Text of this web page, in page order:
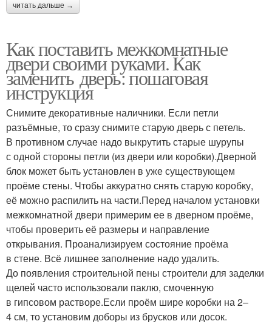
читать дальше →
Как поставить межкомнатные
двери своими руками. Как
заменить дверь: пошаговая
инструкция
Снимите декоративные наличники. Если петли
разъёмные, то сразу снимите старую дверь с петель.
В противном случае надо выкрутить старые шурупы
с одной стороны петли (из двери или коробки).Дверной
блок может быть установлен в уже существующем
проёме стены. Чтобы аккуратно снять старую коробку,
её можно распилить на части.Перед началом установки
межкомнатной двери примерим ее в дверном проёме,
чтобы проверить её размеры и направление
открывания. Проанализируем состояние проёма
в стене. Всё лишнее заполнение надо удалить.
До появления строительной пены строители для заделки
щелей часто использовали паклю, смоченную
в гипсовом растворе.Если проём шире коробки на 2–
4 см, то установим доборы из брусков или досок.